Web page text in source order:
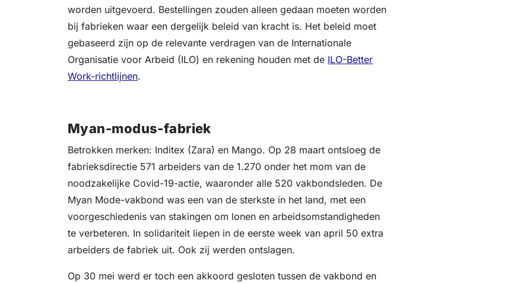
worden uitgevoerd. Bestellingen zouden alleen gedaan moeten worden
bij fabrieken waar een dergelijk beleid van kracht is. Het beleid moet
gebaseerd zijn op de relevante verdragen van de Internationale
Organisatie voor Arbeid (ILO) en rekening houden met de ILO-Better
Work-richtlijnen.
Myan-modus-fabriek
Betrokken merken: Inditex (Zara) en Mango. Op 28 maart ontsloeg de
fabrieksdirectie 571 arbeiders van de 1.270 onder het mom van de
noodzakelijke Covid-19-actie, waaronder alle 520 vakbondsleden. De
Myan Mode-vakbond was een van de sterkste in het land, met een
voorgeschiedenis van stakingen om lonen en arbeidsomstandigheden
te verbeteren. In solidariteit liepen in de eerste week van april 50 extra
arbeiders de fabriek uit. Ook zij werden ontslagen.
Op 30 mei werd er toch een akkoord gesloten tussen de vakbond en